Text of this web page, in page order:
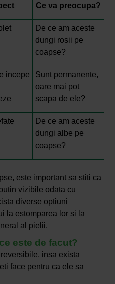
Ce va preocupa?
De ce am aceste
dungi rosii pe
coapse?
incepe
Sunt permanente,
oare mai pot
scapa de ele?
De ce am aceste
dungi albe pe
coapse?
este important sa stiti ca
vizibile odata cu
diverse optiuni
la estomparea lor si la
al pielii.
este de facut?
insa exista
face pentru ca ele sa